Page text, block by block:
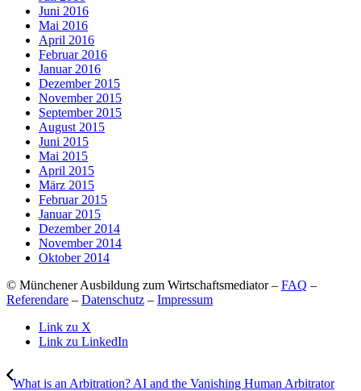
Juni 2016
Mai 2016
April 2016
Februar 2016
Januar 2016
Dezember 2015
November 2015
September 2015
August 2015
Juni 2015
Mai 2015
April 2015
März 2015
Februar 2015
Januar 2015
Dezember 2014
November 2014
Oktober 2014
© Münchener Ausbildung zum Wirtschaftsmediator – FAQ –
Referendare – Datenschutz – Impressum
Link zu X
Link zu LinkedIn
What is an Arbitration? AI and the Vanishing Human Arbitrator